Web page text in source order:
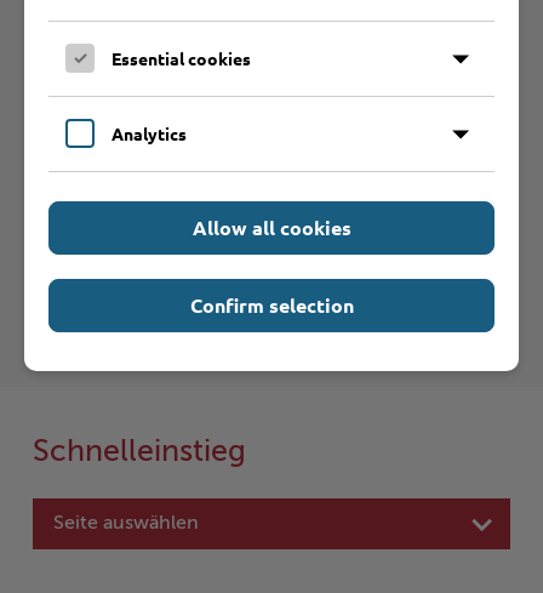
Haftungsauschluss
Hinweise zum Haftungsausschluß bei Links zu anderen
Nutzungsbedingungen.
Schnelleinstieg
Seite auswählen
Essential cookies
Analytics
Allow all cookies
Confirm selection